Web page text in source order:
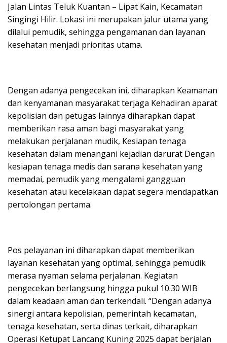
Jalan Lintas Teluk Kuantan – Lipat Kain, Kecamatan
Singingi Hilir. Lokasi ini merupakan jalur utama yang
dilalui pemudik, sehingga pengamanan dan layanan
kesehatan menjadi prioritas utama.
Dengan adanya pengecekan ini, diharapkan Keamanan
dan kenyamanan masyarakat terjaga Kehadiran aparat
kepolisian dan petugas lainnya diharapkan dapat
memberikan rasa aman bagi masyarakat yang
melakukan perjalanan mudik, Kesiapan tenaga
kesehatan dalam menangani kejadian darurat Dengan
kesiapan tenaga medis dan sarana kesehatan yang
memadai, pemudik yang mengalami gangguan
kesehatan atau kecelakaan dapat segera mendapatkan
pertolongan pertama.
Pos pelayanan ini diharapkan dapat memberikan
layanan kesehatan yang optimal, sehingga pemudik
merasa nyaman selama perjalanan. Kegiatan
pengecekan berlangsung hingga pukul 10.30 WIB
dalam keadaan aman dan terkendali. “Dengan adanya
sinergi antara kepolisian, pemerintah kecamatan,
tenaga kesehatan, serta dinas terkait, diharapkan
Operasi Ketupat Lancang Kuning 2025 dapat berjalan